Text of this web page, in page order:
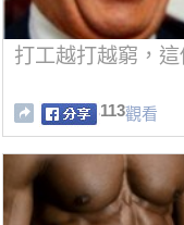
打工越打越窮，這
113觀看